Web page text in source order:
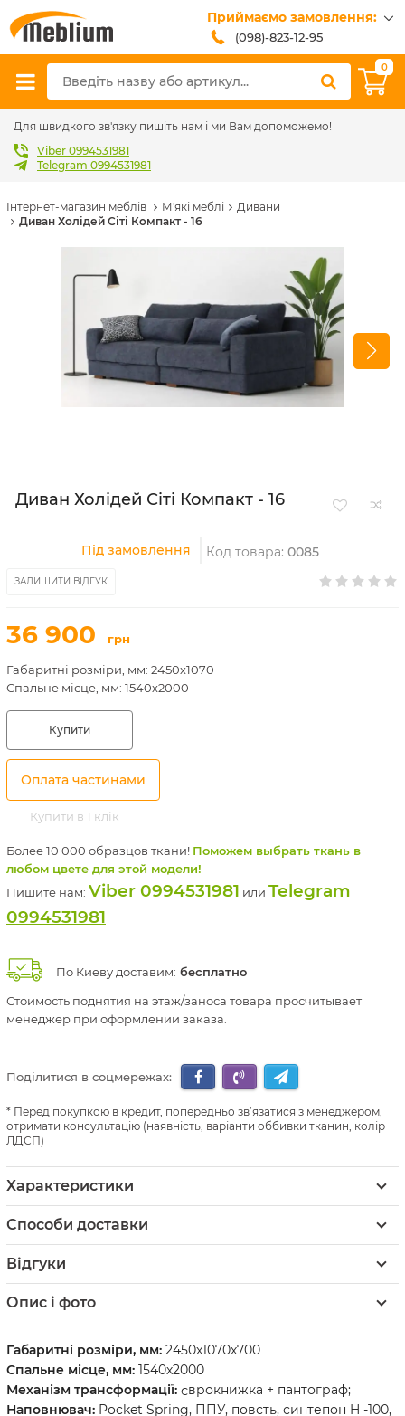
Приймаємо замовлення:
(098)-823-12-95
(099)-608-42-32
(093)-618-62-02
sales@meblium.com.ua
0
Для швидкого зв'язку пишіть нам і ми Вам допоможемо!
Viber 0994531981
Telegram 0994531981
Інтернет-магазин меблів М'які меблі
Дивани
Диван Холідей Сіті Компакт - 16
Диван Холідей Сіті Компакт - 16
Під замовлення Код товара: 0085
ЗАЛИШИТИ ВІДГУК
36 900 грн
Габаритні розміри, мм: 2450х1070
Спальне місце, мм: 1540х2000
Купити
Оплата частинами
Купити в 1 клік
Более 10 000 образцов ткани! Поможем выбрать ткань в
любом цвете для этой модели!
Пишите нам: Viber 0994531981 или Telegram
0994531981
По Киеву доставим: бесплатно
Стоимость поднятия на этаж/заноса товара просчитывает
менеджер при оформлении заказа.
Поділитися в соцмережах:
Перед покупкою в кредит, попередньо зв’язатися з менеджером,
отримати консультацію (наявність, варіанти оббивки тканин, колір
ЛДСП)
Характеристики
Способи доставки
Відгуки
Опис і фото
Габаритні розміри, мм: 2450х1070х700
Спальне місце, мм: 1540х2000
Механізм трансформації: єврокнижка + пантограф;
Наповнювач: Pocket Spring, ППУ, повсть, синтепон H -100,